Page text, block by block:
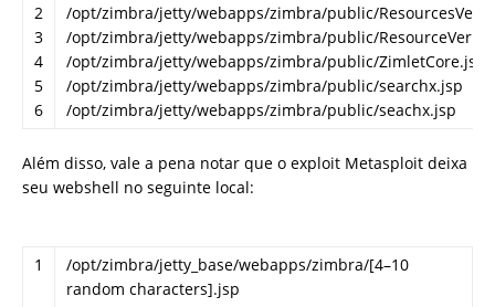
2
3
4
5
6
/opt/zimbra/jetty/webapps/zimbra/public/
/opt/zimbra/jetty/webapps/zimbra/public/
/opt/zimbra/jetty/webapps/zimbra/public/ZimletCore.jsp
/opt/zimbra/jetty/webapps/zimbra/public/searchx.jsp
/opt/zimbra/jetty/webapps/zimbra/public/seachx.jsp
Além disso, vale a pena notar que o exploit Metasploit deixa
seu webshell no seguinte local:
1 /opt/zimbra/jetty_base/webapps/zimbra/[4–10
random characters].jsp